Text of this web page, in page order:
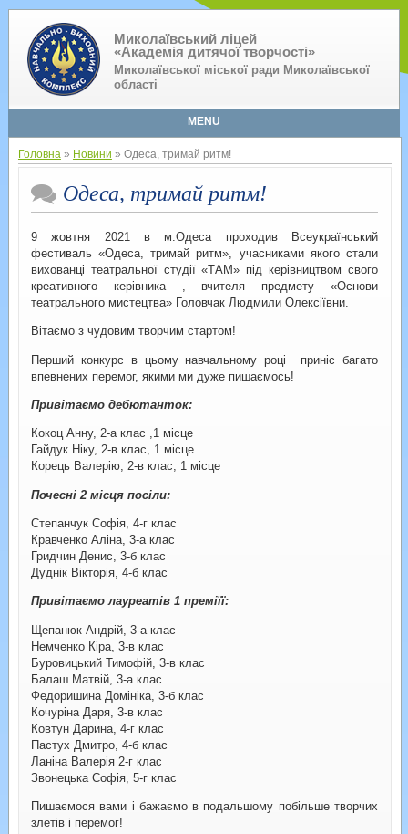
Миколаївський ліцей
«Академія дитячої творчості»
Миколаївської міської ради Миколаївської
області
MENU
Головна» Новини » Одеса, тримай ритм!
Одеса, тримай ритм!
9 жовтня 2021 в м.Одеса проходив Всеукраїнський
фестиваль «Одеса, тримай ритм», учасниками якого стали
вихованці театральної студії «ТАМ» під керівництвом свого
креативного керівника , вчителя предмету «Основи
театрального мистецтва» Головчак Людмили Олексіївни.
Вітаємо з чудовим творчим стартом!
Перший конкурс в цьому навчальному році приніс багато
впевнених перемог, якими ми дуже пишаємось!
Привітаємо дебютанток:
Кокоц Анну, 2-а клас ,1 місце
Гайдук Ніку, 2-в клас, 1 місце
Корець Валерію, 2-в клас, 1 місце
Почесні 2 місця посіли:
Степанчук Софія, 4-г клас
Кравченко Аліна, 3-а клас
Гридчин Денис, 3-б клас
Дуднік Вікторія, 4-б клас
Привітаємо лауреатів 1 преміїї:
Щепанюк Андрій, 3-а клас
Немченко Кіра, 3-в клас
Буровицький Тимофій, 3-в клас
Балаш Матвій, 3-а клас
Федоришина Домініка, 3-б клас
Кочуріна Даря, 3-в клас
Ковтун Дарина, 4-г клас
Пастух Дмитро, 4-б клас
Ланіна Валерія 2-г клас
Звонецька Софія, 5-г клас
Пишаємося вами і бажаємо в подальшому побільше творчих
злетів і перемог!